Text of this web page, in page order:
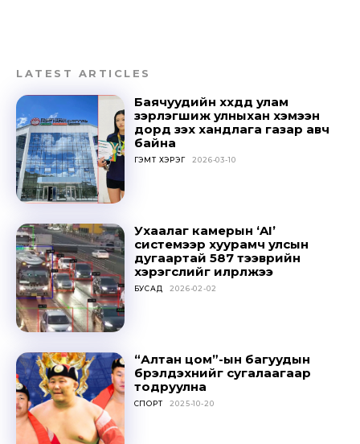
out!
Sing up for our newsletter
to stay in the loop.
LATEST ARTICLES
Баячуудийн хүүхдүүд улам
зэрлэгшиж улныхан хэмээн
дорд үзэх хандлага газар авч
байна
ГЭМТ ХЭРЭГ 2026-03-10
Ухаалаг камерын ‘AI’
системээр хуурамч улсын
дугаартай 587 тээврийн
хэрэгслийг илрүүлжээ
БУСАД 2026-02-02
“Алтан цом”-ын багуудын
бүрэлдэхүүнийг сугалаагаар
тодруулна
СПОРТ 2025-10-20